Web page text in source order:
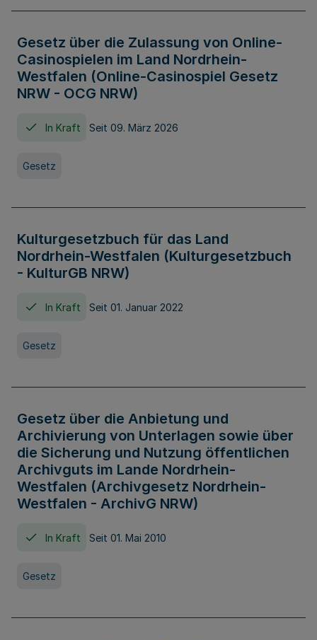
Gesetz über die Zulassung von Online-
Casinospielen im Land Nordrhein-
Westfalen (Online-Casinospiel Gesetz
NRW - OCG NRW)
In Kraft Seit 09. März 2026
Gesetz
Kulturgesetzbuch für das Land
Nordrhein-Westfalen (Kulturgesetzbuch
- KulturGB NRW)
In Kraft Seit 01. Januar 2022
Gesetz
Gesetz über die Anbietung und
Archivierung von Unterlagen sowie über
die Sicherung und Nutzung öffentlichen
Archivguts im Lande Nordrhein-
Westfalen (Archivgesetz Nordrhein-
Westfalen - ArchivG NRW)
In Kraft Seit 01. Mai 2010
Gesetz